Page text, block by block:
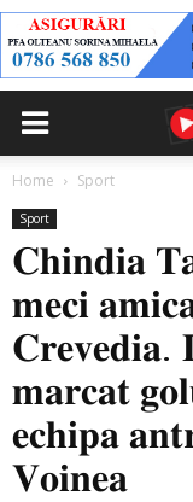
Home Sport
Sport
𝐂𝐡𝐢𝐧𝐝𝐢𝐚
𝐦𝐞𝐜𝐢
𝐂𝐫𝐞𝐯𝐞𝐝𝐢𝐚.
𝐦𝐚𝐫𝐜𝐚𝐭
𝐞𝐜𝐡𝐢𝐩𝐚
𝐕𝐨𝐢𝐧𝐞𝐚